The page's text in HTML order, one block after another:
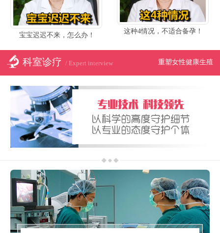
宝宝迟迟不来，怎么办！ 这种4情况，不适合备孕！
科室诊疗 / Expert interview 重塑女性健康生殖